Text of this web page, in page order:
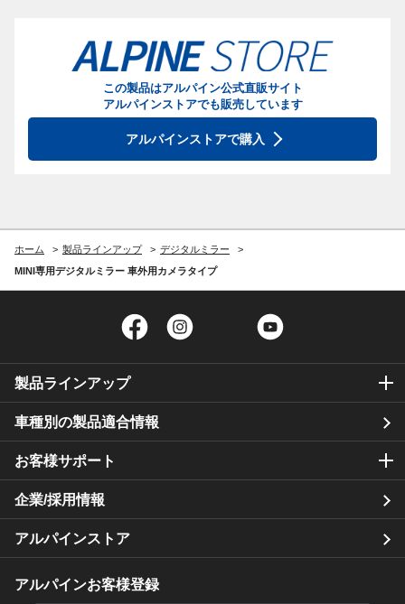
この製品はアルパイン公式直販サイト
アルパインストアでも販売しています
アルパインストアで購入
ホーム 製品ラインアップ
デジタルミラー
MINI専用デジタルミラー 車外用カメラタイプ
Facebook Twitter
製品ラインアップ
車種別の製品適合情報
お客様サポート
企業/採用情報
アルパインストア
アルパインお客様登録